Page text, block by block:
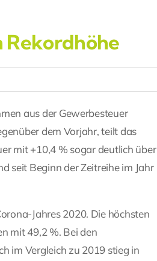
Rekordhöhe
aus der Gewerbesteuer
dem Vorjahr, teilt das
mit +10,4 % sogar deutlich über
seit Beginn der Zeitreihe im Jahr
Jahres 2020. Die höchsten
mit 49,2 %. Bei den
im Vergleich zu 2019 stieg in